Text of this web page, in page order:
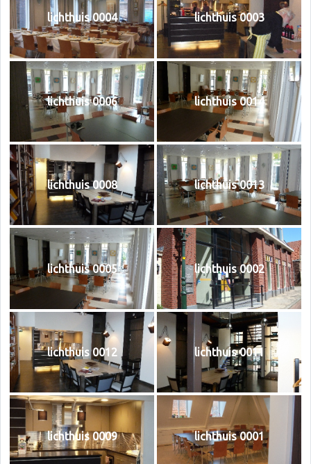
lichthuis 0004 lichthuis 0003
lichthuis 0006 lichthuis 0014
lichthuis 0008 lichthuis 0013
lichthuis 0005 lichthuis 0002
lichthuis 0012 lichthuis 0011
lichthuis 0009 lichthuis 0001